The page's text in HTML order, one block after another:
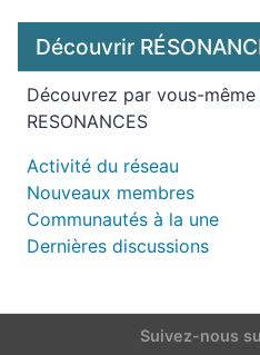
Découvrir
Découvrez par vous-
RESONANCES
Activité du réseau
Nouveaux membres
Communautés à la une
Dernières discussions
Suivez-nous